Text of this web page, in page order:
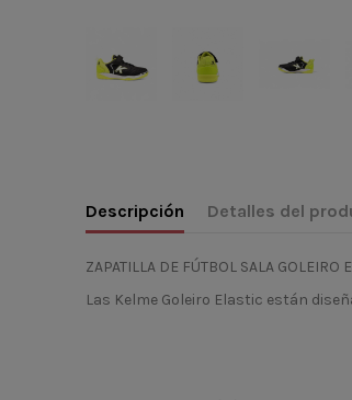
Descripción Detalles del
ZAPATILLA DE FÚTBOL SALA GOLEIRO
Las Kelme Goleiro Elastic están